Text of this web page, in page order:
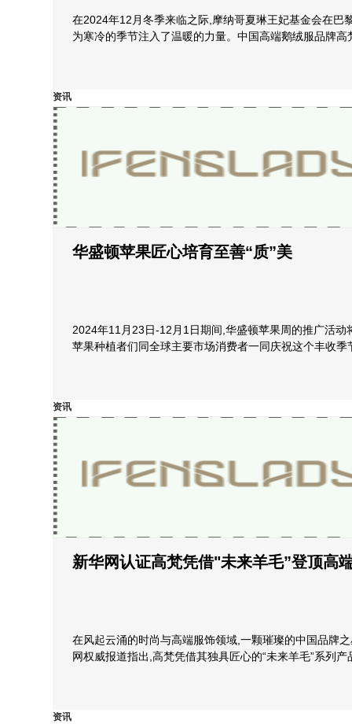
在2024年12月冬季来临之际,摩纳哥夏琳王妃基金会在巴
为寒冷的季节注入了温暖的力量。中国高端鹅绒服品牌高
资讯
华盛顿苹果匠心培育至善“质”美
2024年11月23日-12月1日期间,华盛顿苹果周的推广活
苹果种植者们同全球主要市场消费者一同庆祝这个丰收季
资讯
新华网认证高梵凭借"未来羊毛”登顶高
在风起云涌的时尚与高端服饰领域,一颗璀璨的中国品牌
网权威报道指出,高梵凭借其独具匠心的“未来羊毛”系列产
资讯